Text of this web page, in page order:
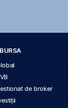
de broker